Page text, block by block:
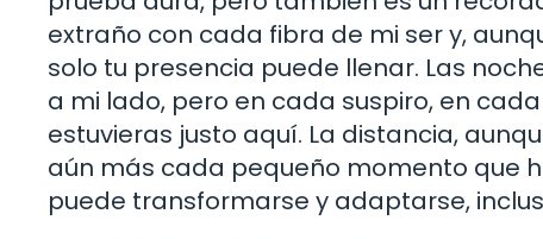
extraño con cada fibra de mi ser y,
solo tu presencia puede llenar. Las
a mi lado, pero en cada suspiro, en
estuvieras justo aquí. La distancia,
aún más cada pequeño momento que
puede transformarse y adaptarse,